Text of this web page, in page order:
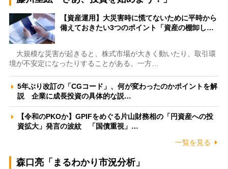
【資産運用】大災害時に慌てないために平時から
備えておきたい3つのポイント「資産の棚卸し…
大規模な災害が起きると、株式市場が大きく動いたり、取引環
境が不安定になったりすることがある。一方…
5年ぶり改訂の「CGコード」、何が変わったのかポイントを解
説 企業に成長投資の具体的な説…
【令和のPKOか】GPIFをめぐる片山財務相の「円資産への投
資拡大」発言の波紋 「国債重視」…
一覧を見る
森口亮「まるわかり市況分析」